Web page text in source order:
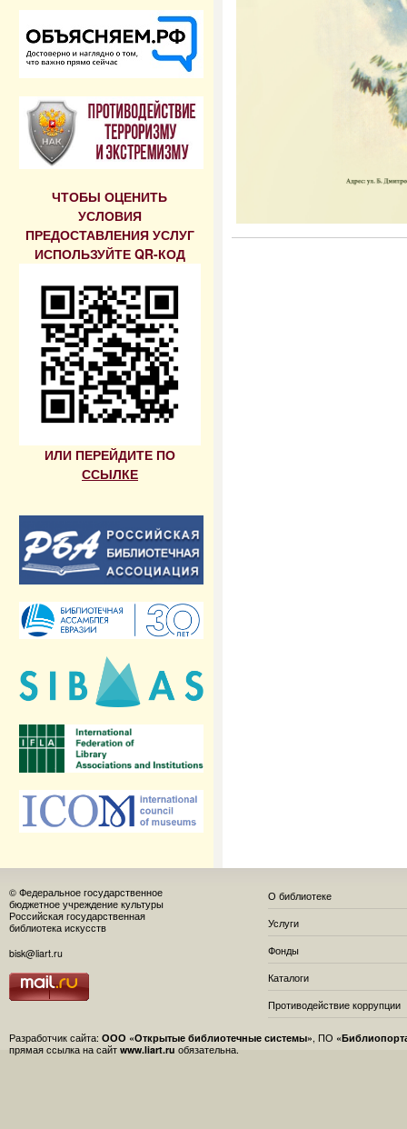
ЧТОБЫ ОЦЕНИТЬ
УСЛОВИЯ
ПРЕДОСТАВЛЕНИЯ УСЛУГ
ИСПОЛЬЗУЙТЕ QR-КОД
ИЛИ ПЕРЕЙДИТЕ ПО
ССЫЛКЕ
© Федеральное государственное
бюджетное учреждение культуры
Российская государственная
библиотека искусств
bisk@liart.ru
О библиотеке
Услуги
Фонды
Каталоги
Противодействие коррупции
Разработчик сайта: ООО «Открытые библиотечные системы» , ПО
прямая ссылка на сайт www.liart.ru обязательна.